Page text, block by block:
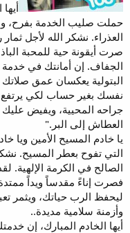
حملت صليب الخدمة بفرح،
العذراء. نشكر الله لأجل
صرت أيقونة حية للمحبة
الجفاف. إن أمانتك في
البتولية يعكسان عمق
نفسك بغير حساب لكي
جراحه المحيية، ويفيض عليك
العطاش إلى البر."
يا خادم المسيح الأمين ويا
التي تفوح بعطر المسيح.
الصالح في الكرمة الإلهية.
فصرت إناءً مقدساً ويداً
ليحفظ الرب حياتك، ويثمر
وأزمنة سلامية مديدة..
أيها الخادم المبارك، إن